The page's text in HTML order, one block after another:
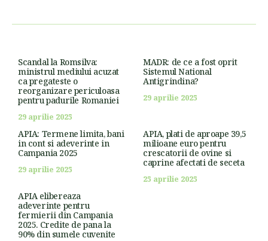
Scandal la Romsilva:
ministrul mediului acuzat
ca pregateste o
reorganizare periculoasa
pentru padurile Romaniei
29 aprilie 2025
MADR: de ce a fost oprit
Sistemul National
Antigrindina?
29 aprilie 2025
APIA: Termene limita, bani
in cont si adeverinte in
Campania 2025
29 aprilie 2025
APIA, plati de aproape 39,5
milioane euro pentru
crescatorii de ovine si
caprine afectati de seceta
25 aprilie 2025
APIA elibereaza
adeverinte pentru
fermierii din Campania
2025. Credite de pana la
90% din sumele cuvenite